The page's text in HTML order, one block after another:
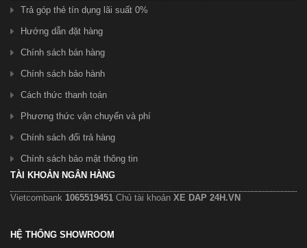
Trả góp thẻ tín dụng lãi suất 0%
Hướng dẫn đặt hàng
Chính sách bán hàng
Chính sách bảo hành
Cách thức thanh toán
Phương thức vận chuyển và phí
Chính sách đổi trả hàng
Chính sách bảo mật thông tin
TÀI KHOẢN NGÂN HÀNG
Vietcombank 1065519451 Chủ tài khoản XE DAP 24H.VN
HỆ THỐNG SHOWROOM